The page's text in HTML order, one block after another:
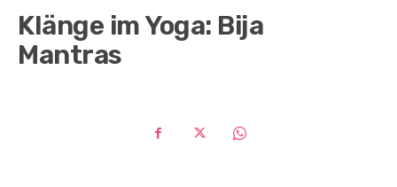
Klänge im Yoga: Bija
Mantras